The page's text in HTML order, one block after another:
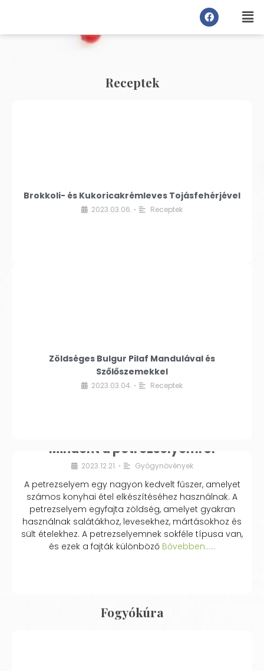
Receptek
Brokkoli- és Kukoricakrémleves Tojásfehérjével
2023.03.06. • Receptek
Zöldséges Bulgur Pilaf Mandulával és
Szőlőszemekkel
2023.03.04. • Receptek
Mindent a petrezselyemről
2023.12.21. • Gyógynövények
A petrezselyem egy nagyon kedvelt fűszer, amelyet
számos konyhai étel elkészítéséhez használnak. A
petrezselyem egyfajta zöldség, amelyet gyakran
használnak salátákhoz, levesekhez, mártásokhoz és
sült ételekhez. A petrezselyemnek sokféle típusa van,
és ezek a fajták különbözőBővebben...…
Fogyókúra